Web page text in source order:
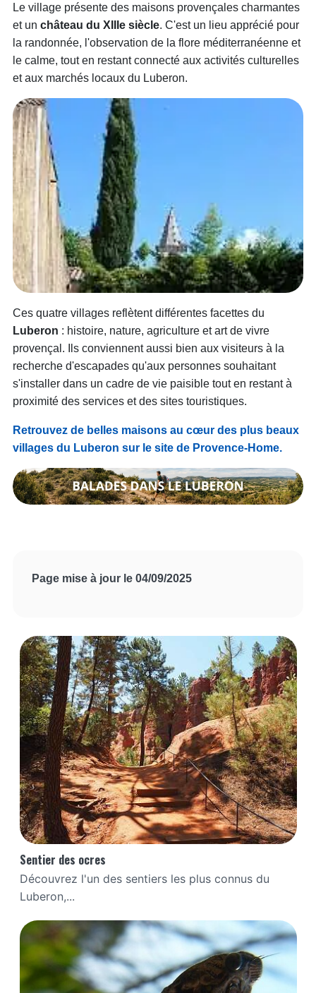
Le village présente des maisons provençales charmantes
et un château du XIIIe siècle. C'est un lieu apprécié pour
la randonnée, l'observation de la flore méditerranéenne et
le calme, tout en restant connecté aux activités culturelles
et aux marchés locaux du Luberon.
Ces quatre villages reflètent différentes facettes du
Luberon : histoire, nature, agriculture et art de vivre
provençal. Ils conviennent aussi bien aux visiteurs à la
recherche d'escapades qu'aux personnes souhaitant
s'installer dans un cadre de vie paisible tout en restant à
proximité des services et des sites touristiques.
Retrouvez de belles maisons au cœur des plus beaux
villages du Luberon sur le site de Provence-Home.
Page mise à jour le 04/09/2025
Sentier des ocres
Découvrez l'un des sentiers les plus connus du
Luberon,...